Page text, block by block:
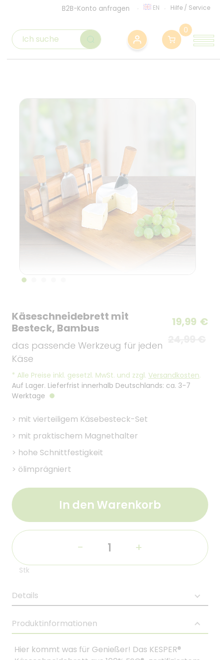
B2B-Konto anfragen EN Hilfe / Service
0
Käseschneidebrett mit
Besteck, Bambus
das passende Werkzeug für jeden
Käse
19,99 €
* Alle Preise inkl. gesetzl. MwSt. und zzgl. Versandkosten.
Auf Lager. Lieferfrist innerhalb Deutschlands: ca. 3-7
Werktage
> mit vierteiligem Käsebesteck-Set
> mit praktischem Magnethalter
> hohe Schnittfestigkeit
> ölimprägniert
In den Warenkorb
- +
Stk
Details
Produktinformationen
Hier kommt was für Genießer! Das KESPER®